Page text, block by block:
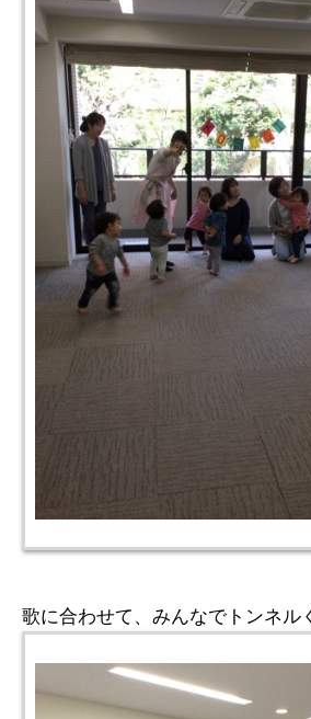
歌に合わせて、みんなでトンネル